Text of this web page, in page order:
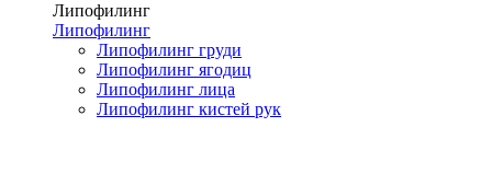
Липофилинг
Липофилинг
Липофилинг груди
Липофилинг ягодиц
Липофилинг лица
Липофилинг кистей рук